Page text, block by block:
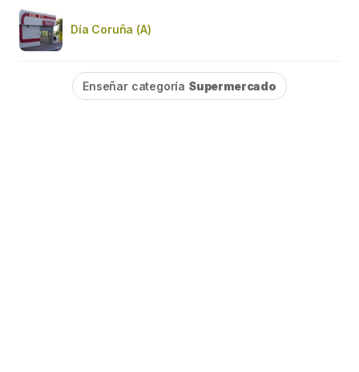
Día Coruña (A)
Enseñar categoría Supermercado